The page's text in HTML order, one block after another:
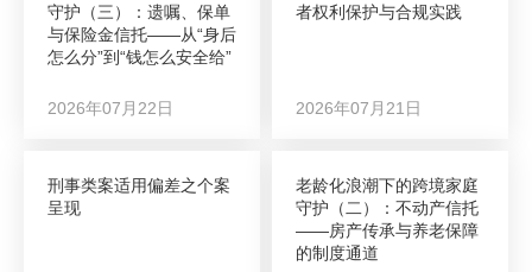
守护（三）：遗嘱、保单
与保险金信托——从“身后
怎么分”到“钱怎么安全给”
2026年07月22日
者权利保护与合规实践
2026年07月21日
刑事类案适用偏差之个案
呈现
老龄化浪潮下的跨境家庭
守护（二）：不动产信托
——房产传承与养老保障
的制度通道